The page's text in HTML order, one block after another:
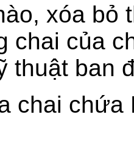
xóa bỏ
chai của
thuật ban
chai chứa